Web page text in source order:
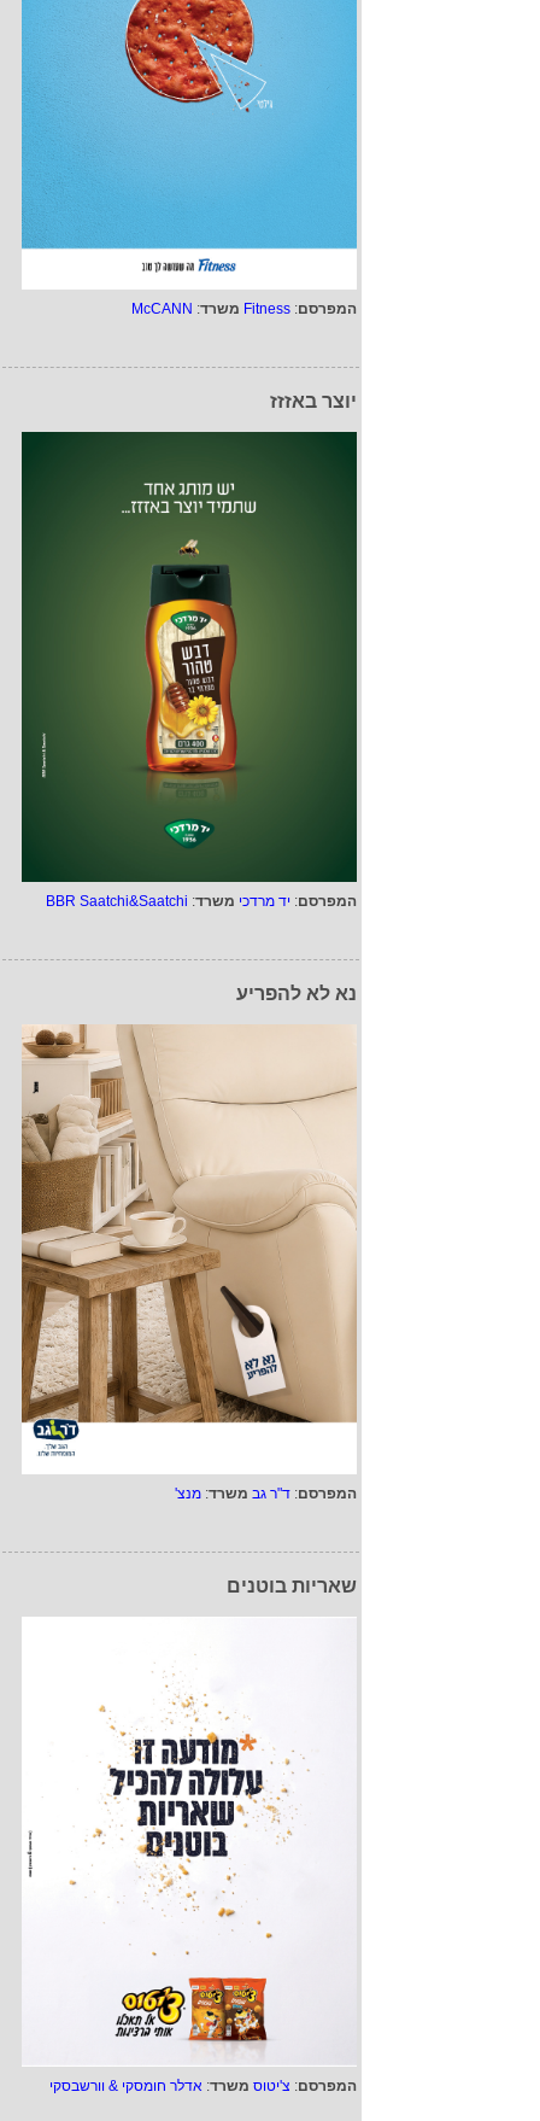
המפרסם:
Fitness משרד:
McCANN
יוצר באזזז
המפרסם: יד מרדכי משרד:
BBR Saatchi&Saatchi
נא לא להפריע
המפרסם: ד"ר גב משרד: מנצ'
שאריות בוטנים
המפרסם: צ'יטוס משרד: אדלר חומסקי & וורשבסקי